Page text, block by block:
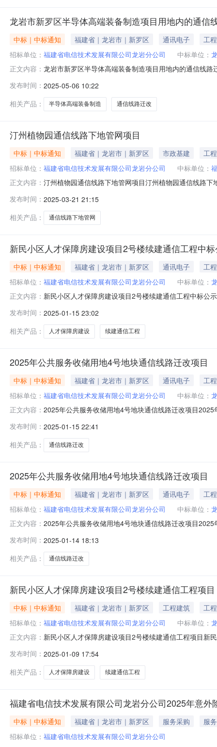
龙岩市新罗区半导体高端装备制造项目用地内的通信
中标｜中标通知 福建省｜龙岩市｜新罗区 通讯电子
工程
招标单位： 福建省电信技术发展有限公司龙岩分公司 中标单位：
正文内容： 龙岩市新罗区半导体高端装备制造项目用地内的通信线
人：邱曼项目联系电话：0597-2365011采购单位联系方
位联系方式：0597-23650
发布时间： 2025-05-06 10:22
相关产品：
半导体高端装备制造 通信线路迁改
汀州植物园通信线路下地管网项目
中标｜中标通知 福建省｜龙岩市｜新罗区 市政基建
工程
招标单位： 福建省电信技术发展有限公司龙岩分公司 中标单位：
正文内容： 汀州植物园通信线路下地管网项目汀州植物园通信线路
购单位：福建省电信技术发展有限公司龙岩分公司采购
该项目主要是为汀州
发布时间： 2025-03-21 21:15
相关产品：
通信线路下地管网
新民小区人才保障房建设项目2号楼续建通信工程中
中标｜中标通知 福建省｜龙岩市｜新罗区 通讯电子
工程
招标单位： 福建省电信技术发展有限公司龙岩分公司 中标单位：
正文内容： 新民小区人才保障房建设项目2号楼续建通信工程中标公
公示之日起连续3个工作日，公示截止时间为2025年1月
合部电话：0597-23650
发布时间： 2025-01-15 23:02
相关产品：
人才保障房建设 续建通信工程
2025年公共服务收储用地4号地块通信线路迁改项目
中标｜中标通知 福建省｜龙岩市｜新罗区 通讯电子
工程
招标单位： 福建省电信技术发展有限公司龙岩分公司 中标单位：
正文内容： 2025年公共服务收储用地4号地块通信线路迁改项目
式：项目联系人：邱曼项目联系电话：18959091816采
五楼采购单位联系方
发布时间： 2025-01-15 22:41
相关产品：
通信线路迁改
2025年公共服务收储用地4号地块通信线路迁改项目
中标｜中标通知 福建省｜龙岩市｜新罗区 通讯电子
工程
招标单位： 福建省电信技术发展有限公司龙岩分公司 中标单位：
正文内容： 2025年公共服务收储用地4号地块通信线路迁改项目
式：项目联系人：邱曼项目联系电话：18959091816采
五楼采购单位联系方
发布时间： 2025-01-14 18:13
相关产品：
通信线路迁改
新民小区人才保障房建设项目2号楼续建通信工程项目
中标｜中标通知 福建省｜龙岩市｜新罗区 工程建筑
工程
招标单位： 福建省电信技术发展有限公司龙岩分公司 中标单位：
正文内容： 新民小区人才保障房建设项目2号楼续建通信工程项目新
式：项目联系人：邱曼项目联系电话：0597-2365011采
厦五楼采购单位联系方式：059
发布时间： 2025-01-09 17:54
相关产品：
人才保障房建设 续建通信工程
福建省电信技术发展有限公司龙岩分公司2025年意外
中标｜中标通知 福建省｜龙岩市｜新罗区 服务采购
服务
招标单位： 福建省电信技术发展有限公司龙岩分公司